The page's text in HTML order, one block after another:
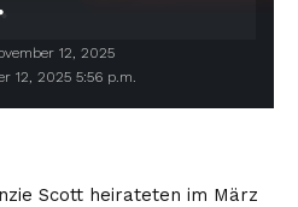
12, 2025 5:56 p.m.
12, 2025
Scott heirateten im März